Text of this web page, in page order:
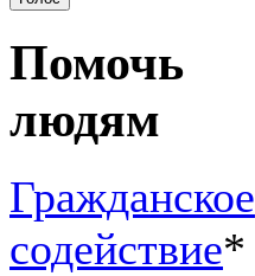
Помочь
людям
Гражданское
содействие*